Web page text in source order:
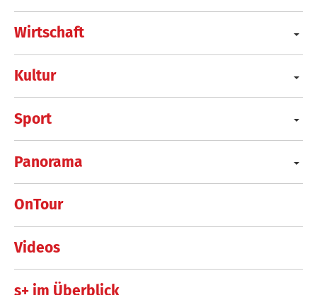
Wirtschaft
Kultur
Sport
Panorama
OnTour
Videos
s+ im Überblick